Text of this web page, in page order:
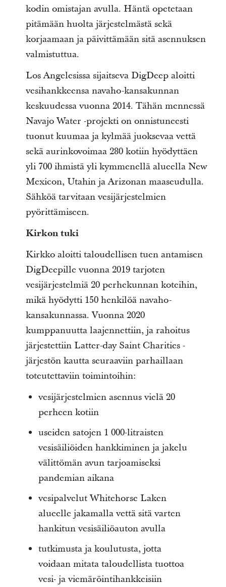
kodin omistajan avulla. Häntä opetetaan
pitämään huolta järjestelmästä sekä
korjaamaan ja päivittämään sitä asennuksen
valmistuttua.
Los Angelesissa sijaitseva DigDeep aloitti
vesihankkeensa navaho-kansakunnan
keskuudessa vuonna 2014. Tähän mennessä
Navajo Water -projekti on onnistuneesti
tuonut kuumaa ja kylmää juoksevaa vettä
sekä aurinkovoimaa 280 kotiin hyödyttäen
yli 700 ihmistä yli kymmenellä alueella New
Mexicon, Utahin ja Arizonan maaseudulla.
Sähköä tarvitaan vesijärjestelmien
pyörittämiseen.
Kirkon tuki
Kirkko aloitti taloudellisen tuen antamisen
DigDeepille vuonna 2019 tarjoten
vesijärjestelmiä 20 perhekunnan koteihin,
mikä hyödytti 150 henkilöä navaho-
kansakunnassa. Vuonna 2020
kumppanuutta laajennettiin, ja rahoitus
järjestettiin Latter-day Saint Charities -
järjestön kautta seuraaviin parhaillaan
toteutettaviin toimintoihin:
vesijärjestelmien asennus vielä 20
perheen kotiin
useiden satojen 1 000-litraisten
vesisäiliöiden hankkiminen ja jakelu
välittömän avun tarjoamiseksi
pandemian aikana
vesipalvelut Whitehorse Laken
alueelle jakamalla vettä sitä varten
hankitun vesisäiliöauton avulla
tutkimusta ja koulutusta, jotta
voidaan mitata taloudellista tuottoa
vesi- ja viemäröintihankkeisiin